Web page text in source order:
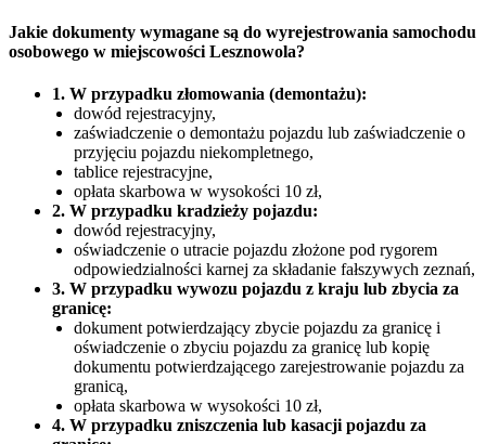
Jakie dokumenty wymagane są do wyrejestrowania samochodu
osobowego w miejscowości Lesznowola?
1. W przypadku złomowania (demontażu):
dowód rejestracyjny,
zaświadczenie o demontażu pojazdu lub zaświadczenie o
przyjęciu pojazdu niekompletnego,
tablice rejestracyjne,
opłata skarbowa w wysokości 10 zł,
2. W przypadku kradzieży pojazdu:
dowód rejestracyjny,
oświadczenie o utracie pojazdu złożone pod rygorem
odpowiedzialności karnej za składanie fałszywych zeznań,
3. W przypadku wywozu pojazdu z kraju lub zbycia za
granicę:
dokument potwierdzający zbycie pojazdu za granicę i
oświadczenie o zbyciu pojazdu za granicę lub kopię
dokumentu potwierdzającego zarejestrowanie pojazdu za
granicą,
opłata skarbowa w wysokości 10 zł,
4. W przypadku zniszczenia lub kasacji pojazdu za